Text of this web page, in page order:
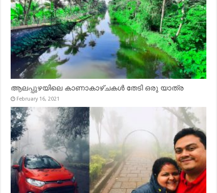
ആലപ്പുഴയിലെ കാണാകാഴ്ചകൾ തേടി ഒരു യാത്ര
February 16, 2021